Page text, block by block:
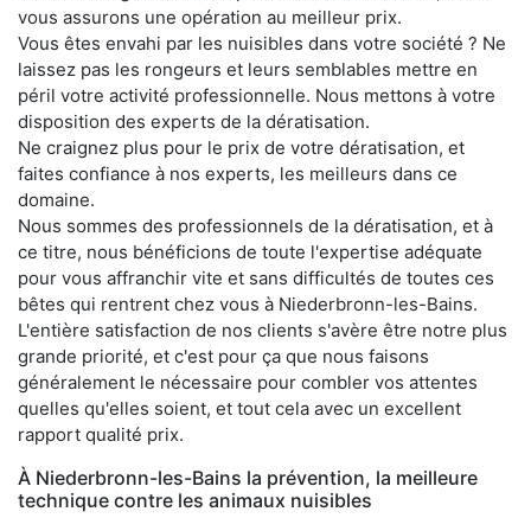
vous assurons une opération au meilleur prix.
Vous êtes envahi par les nuisibles dans votre société ? Ne
laissez pas les rongeurs et leurs semblables mettre en
péril votre activité professionnelle. Nous mettons à votre
disposition des experts de la dératisation.
Ne craignez plus pour le prix de votre dératisation, et
faites confiance à nos experts, les meilleurs dans ce
domaine.
Nous sommes des professionnels de la dératisation, et à
ce titre, nous bénéficions de toute l'expertise adéquate
pour vous affranchir vite et sans difficultés de toutes ces
bêtes qui rentrent chez vous à Niederbronn-les-Bains.
L'entière satisfaction de nos clients s'avère être notre plus
grande priorité, et c'est pour ça que nous faisons
généralement le nécessaire pour combler vos attentes
quelles qu'elles soient, et tout cela avec un excellent
rapport qualité prix.
À Niederbronn-les-Bains la prévention, la meilleure
technique contre les animaux nuisibles